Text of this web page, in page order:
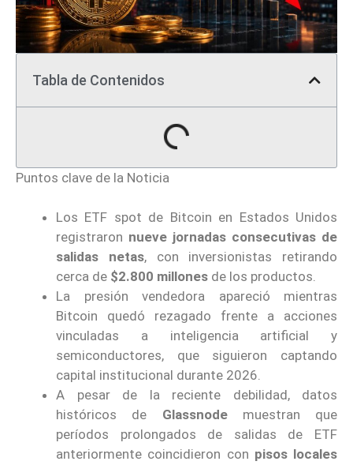
Tabla de Contenidos
Puntos clave de la Noticia
Los ETF spot de Bitcoin en Estados Unidos
registraron nueve jornadas consecutivas de
salidas netas, con inversionistas retirando
cerca de $2.800 millones de los productos.
La presión vendedora apareció mientras
Bitcoin quedó rezagado frente a acciones
vinculadas a inteligencia artificial y
semiconductores, que siguieron captando
capital institucional durante 2026.
A pesar de la reciente debilidad, datos
históricos de Glassnodemuestran que
períodos prolongados de salidas de ETF
anteriormente coincidieron con pisos locales